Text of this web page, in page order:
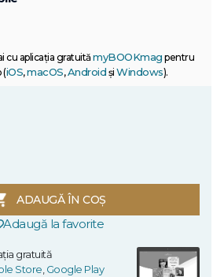
cu aplicația gratuitămyBOOKmag pentru
(iOS,macOS,Android și Windows).
ADAUGĂ ÎN COȘ
Adaugă la favorite
gratuită
Store,Google Play